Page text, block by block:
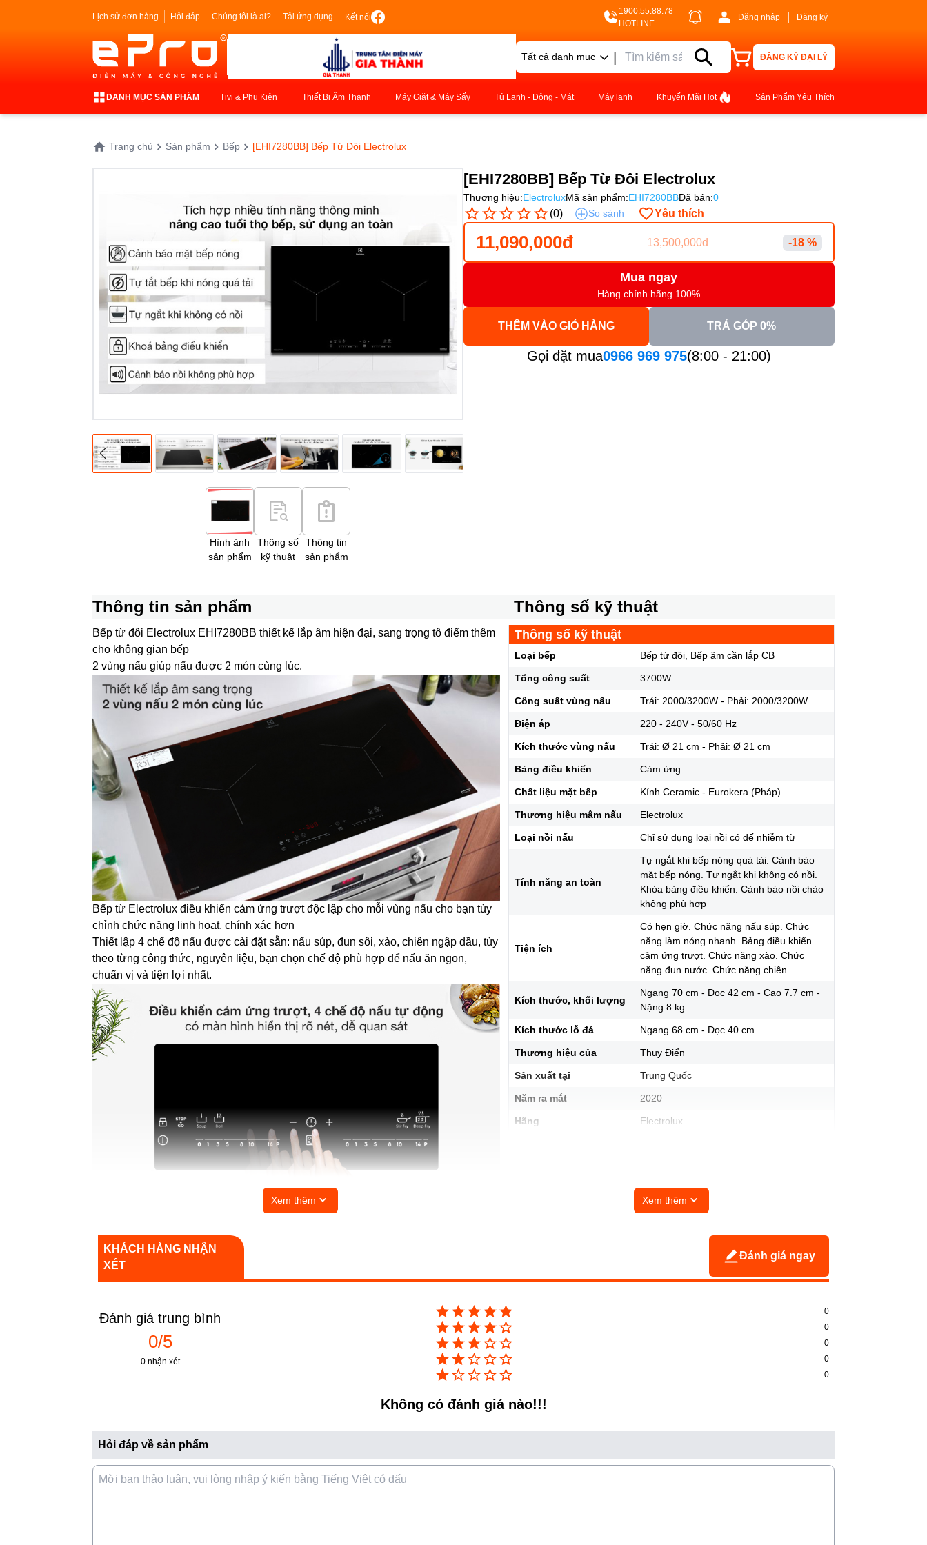
Lịch sử đơn hàng Hỏi đáp Chúng tôi là ai? Tải ứng dụng Kết nối
1900.55.88.78
HOTLINE
Đăng nhập Đăng ký
Tất cả danh mục | ĐĂNG KÝ ĐẠI LÝ
DANH MỤC SẢN PHẨM Tivi & Phụ Kiện Thiết Bị Âm Thanh Máy Giặt & Máy Sấy Tủ Lạnh - Đông - Mát Máy lạnh Khuyến Mãi Hot Sản Phẩm Yêu Thích
Trang chủ Sản phẩm Bếp [EHI7280BB] Bếp Từ Đôi Electrolux
Hình ảnh
sản phẩm
Thông số
kỹ thuật
Thông tin
sản phẩm
[EHI7280BB] Bếp Từ Đôi Electrolux
Thương hiệu:ElectroluxMã sản phẩm:EHI7280BBĐã bán:0
(0) So sánh Yêu thích
11,090,000đ 13,500,000đ -18 %
Mua ngay
Hàng chính hãng 100%
THÊM VÀO GIỎ HÀNG TRẢ GÓP 0%
Gọi đặt mua0966 969 975(8:00 - 21:00)
Thông tin sản phẩm
Bếp từ đôi Electrolux EHI7280BB thiết kế lắp âm hiện đại, sang trọng tô điểm thêm
cho không gian bếp
2 vùng nấu giúp nấu được 2 món cùng lúc.
Bếp từ Electrolux điều khiển cảm ứng trượt độc lập cho mỗi vùng nấu cho bạn tùy
chỉnh chức năng linh hoạt, chính xác hơn
Thiết lập 4 chế độ nấu được cài đặt sẵn: nấu súp, đun sôi, xào, chiên ngập dầu, tùy
theo từng công thức, nguyên liệu, bạn chọn chế độ phù hợp để nấu ăn ngon,
chuẩn vị và tiện lợi nhất.
cao, dễ dàng vệ sinh
2 vùng bếp độc lập với công suất mỗi bếp 2000W, tổng công suất tối đa 3700W khi
Xem thêm
Thông số kỹ thuật
Thông số kỹ thuật
Loại bếp Bếp từ đôi, Bếp âm cần lắp CB
Tổng công suất 3700W
Công suất vùng nấu Trái: 2000/3200W - Phải: 2000/3200W
Điện áp 220 - 240V - 50/60 Hz
Kích thước vùng nấu Trái: Ø 21 cm - Phải: Ø 21 cm
Bảng điều khiển Cảm ứng
Chất liệu mặt bếp Kính Ceramic - Eurokera (Pháp)
Thương hiệu mâm nấu Electrolux
Loại nồi nấu Chỉ sử dụng loại nồi có đế nhiễm từ
Tính năng an toàn
Tự ngắt khi bếp nóng quá tải. Cảnh báo
mặt bếp nóng. Tự ngắt khi không có nồi.
Khóa bảng điều khiển. Cảnh báo nồi chảo
không phù hợp
Tiện ích
Có hẹn giờ. Chức năng nấu súp. Chức
năng làm nóng nhanh. Bảng điều khiển
cảm ứng trượt. Chức năng xào. Chức
năng đun nước. Chức năng chiên
Kích thước, khối lượng
Ngang 70 cm - Dọc 42 cm - Cao 7.7 cm -
Nặng 8 kg
Kích thước lỗ đá Ngang 68 cm - Dọc 40 cm
Thương hiệu của Thụy Điển
Sản xuất tại Trung Quốc
Năm ra mắt 2020
Hãng Electrolux
Xem thêm
KHÁCH HÀNG NHẬN
XÉT
Đánh giá ngay
Đánh giá trung bình
0/5
0 nhận xét
0
0
0
0
0
Không có đánh giá nào!!!
Hỏi đáp về sản phẩm